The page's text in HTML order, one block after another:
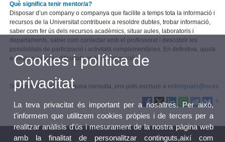
Què significa tenir mentor/a?
Disposar d’un company o companya que facilite a temps tota la informació i
recursos de la Universitat contribueix a resoldre dubtes, trobar informació,
saber com fer ús dels recursos acadèmics, situar aules, laboratoris i
departaments, saber com contactar amb el professorat i descobrir les
possibilitats de participació i activitats complementàries. En definitiva, ajuda
a evitar o superar dificultats en la incorporació.
Si necessites fer-nos alguna consulta, ens pots escriure a entreiguals@uv.es
Cookies i política de
privacitat
La teva privacitat és important per a nosaltres. Per això,
t'informem que utilitzem cookies pròpies i de tercers per a
realitzar anàlisis d'ús i mesurament de la nostra pàgina web
amb la finalitat de personalitzar continguts,així com